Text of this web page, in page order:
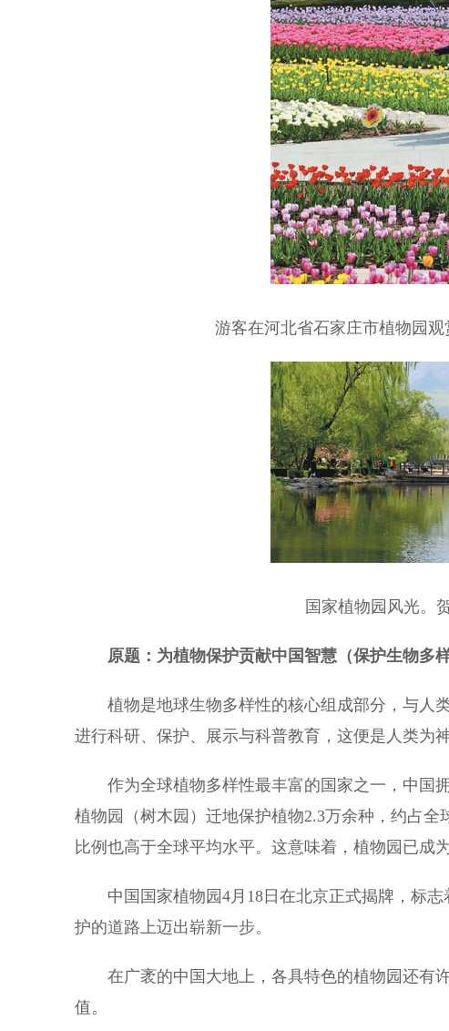
游客在河北省石家庄市植物园观
国家植物园风光。
原题：为植物保护贡献中国智慧（保护生物多
植物是地球生物多样性的核心组成部分，与人
进行科研、保护、展示与科普教育，这便是人类为
作为全球植物多样性最丰富的国家之一，中国拥
植物园（树木园）迁地保护植物2.3万余种，约占
比例也高于全球平均水平。这意味着，植物园已成
中国国家植物园4月18日在北京正式揭牌，标志
护的道路上迈出崭新一步。
在广袤的中国大地上，各具特色的植物园还有
值。